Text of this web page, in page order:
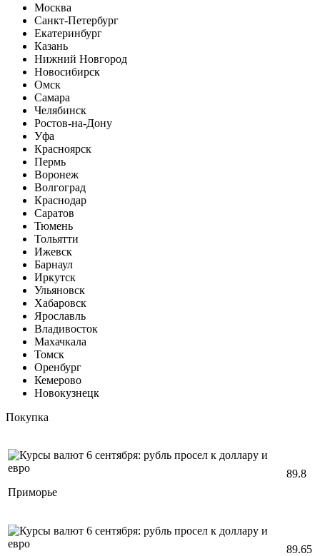
Москва
Санкт-Петербург
Екатеринбург
Казань
Нижний Новгород
Новосибирск
Омск
Самара
Челябинск
Ростов-на-Дону
Уфа
Красноярск
Пермь
Воронеж
Волгоград
Краснодар
Саратов
Тюмень
Тольятти
Ижевск
Барнаул
Иркутск
Ульяновск
Хабаровск
Ярославль
Владивосток
Махачкала
Томск
Оренбург
Кемерово
Новокузнецк
Покупка
Приморье
89.8
89.65